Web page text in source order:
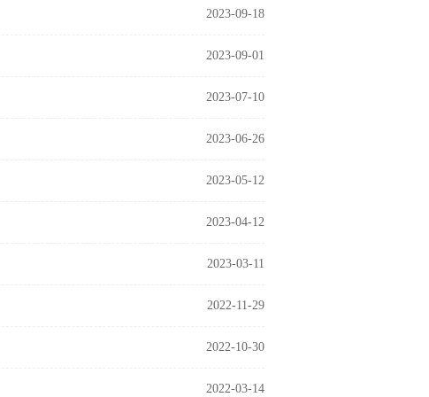
2023-09-18
2023-09-01
2023-07-10
2023-06-26
2023-05-12
2023-04-12
2023-03-11
2022-11-29
2022-10-30
2022-03-14